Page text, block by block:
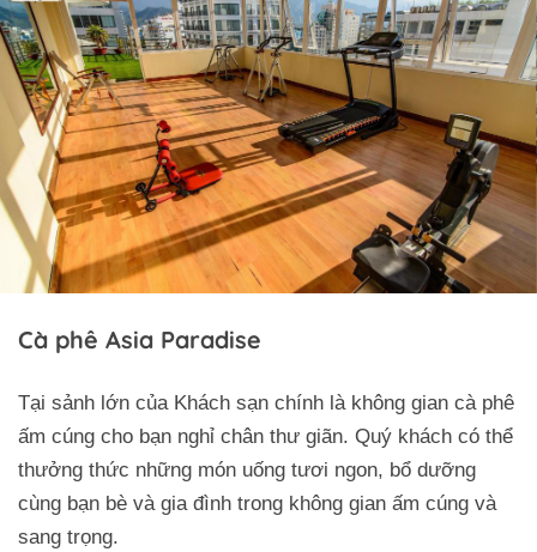
Cà phê Asia Paradise
Tại sảnh lớn của Khách sạn chính là không gian cà phê
ấm cúng cho bạn nghỉ chân thư giãn. Quý khách có thể
thưởng thức những món uống tươi ngon, bổ dưỡng
cùng bạn bè và gia đình trong không gian ấm cúng và
sang trọng.